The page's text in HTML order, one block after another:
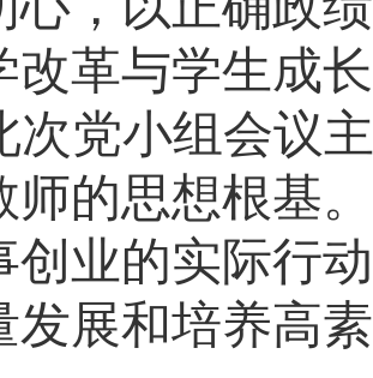
改革与学生成
次党小组会议
师的思想根基
创业的实际行
发展和培养高